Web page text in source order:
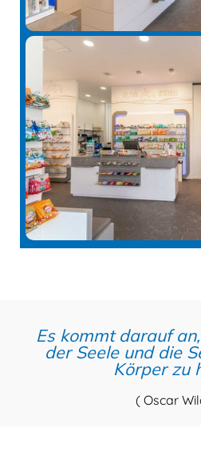
Es kommt darauf
der Seele und die
Körper zu
( Oscar